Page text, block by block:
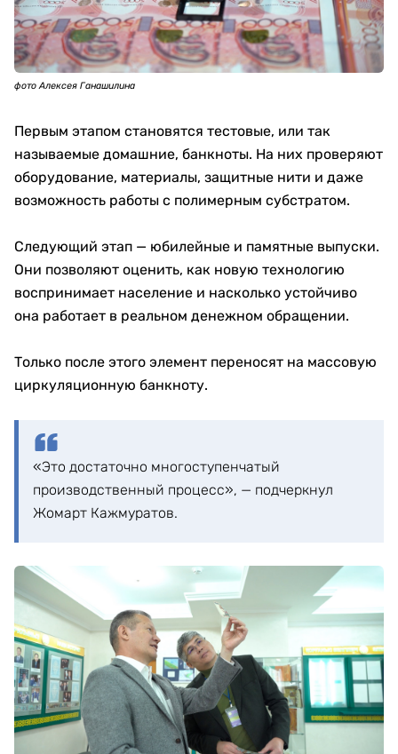
фото Алексея Ганашилина
Первым этапом становятся тестовые, или так
называемые домашние, банкноты. На них проверяют
оборудование, материалы, защитные нити и даже
возможность работы с полимерным субстратом.
Следующий этап — юбилейные и памятные выпуски.
Они позволяют оценить, как новую технологию
воспринимает население и насколько устойчиво
она работает в реальном денежном обращении.
Только после этого элемент переносят на массовую
циркуляционную банкноту.
«Это достаточно многоступенчатый
производственный процесс», — подчеркнул
Жомарт Кажмуратов.